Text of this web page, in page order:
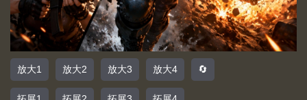
放大1 放大2 放大3 放大4 🔄